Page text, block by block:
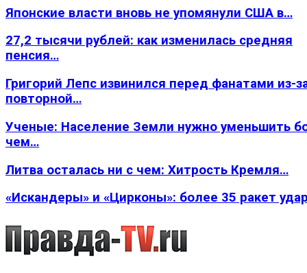
Японские власти вновь не упомянули США в…
27,2 тысячи рублей: как изменилась средняя
пенсия…
Григорий Лепс извинился перед фанатами из-
повторной…
Ученые: Население Земли нужно уменьшить
чем…
Литва осталась ни с чем: Хитрость Кремля…
«Искандеры» и «Цирконы»: более 35 ракет